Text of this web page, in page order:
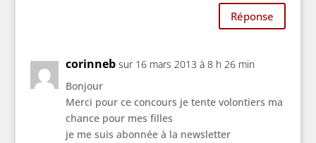
Réponse
corinneb sur 16 mars 2013 à 8 h 26 min
Bonjour
Merci pour ce concours je tente volontiers ma
chance pour mes filles
je me suis abonnée à la newsletter